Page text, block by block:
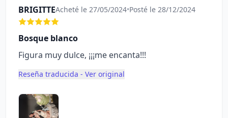
BRIGITTEAcheté le 27/05/2024•Posté le 28/12/2024
Bosque blanco
Figura muy dulce, ¡¡¡me encanta!!!
Reseña traducida - Ver original